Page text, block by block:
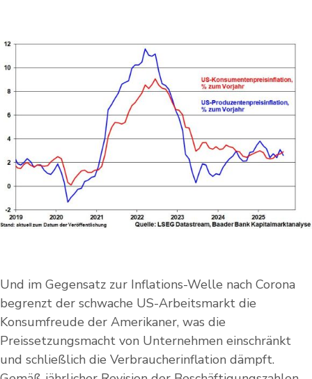
Und im Gegensatz zur Inflations-Welle nach Corona
begrenzt der schwache US-Arbeitsmarkt die
Konsumfreude der Amerikaner, was die
Preissetzungsmacht von Unternehmen einschränkt
und schließlich die Verbraucherinflation dämpft.